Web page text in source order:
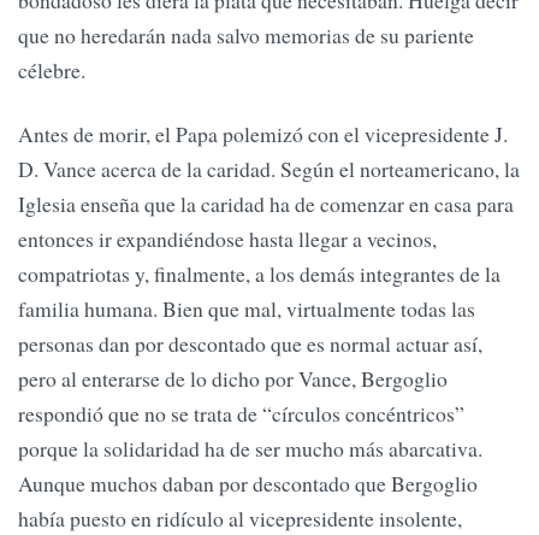
que no heredarán nada salvo memorias de su pariente
célebre.
Antes de morir, el Papa polemizó con el vicepresidente J.
D. Vance acerca de la caridad. Según el norteamericano, la
Iglesia enseña que la caridad ha de comenzar en casa para
entonces ir expandiéndose hasta llegar a vecinos,
compatriotas y, finalmente, a los demás integrantes de la
familia humana. Bien que mal, virtualmente todas las
personas dan por descontado que es normal actuar así,
pero al enterarse de lo dicho por Vance, Bergoglio
respondió que no se trata de “círculos concéntricos”
porque la solidaridad ha de ser mucho más abarcativa.
Aunque muchos daban por descontado que Bergoglio
había puesto en ridículo al vicepresidente insolente,